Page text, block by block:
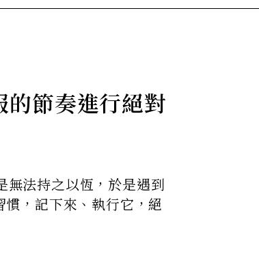
的節奏進行絕對
法持之以恆，於是遇到
，記下來、執行它，絕